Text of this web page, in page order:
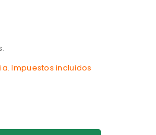
Impuestos incluidos